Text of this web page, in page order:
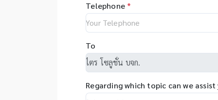
อา
ผลิ
ด้วย
Investigator® 24plex GO Kit,
Investigator® 24plex QS kit
Telephone *
To
Regarding which topic can we assist